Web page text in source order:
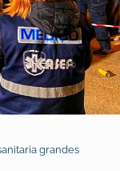
grandes